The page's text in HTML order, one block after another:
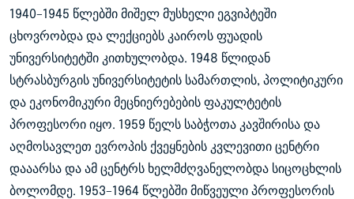
1940–1945 წლებში მიშელ მუსხელი ეგვიპტეში
ცხოვრობდა და ლექციებს კაიროს ფუადის
უნივერსიტეტში კითხულობდა. 1948 წლიდან
სტრასბურგის უნივერსიტეტის სამართლის, პოლიტიკური
და ეკონომიკური მეცნიერებების ფაკულტეტის
პროფესორი იყო. 1959 წელს საბჭოთა კავშირისა და
აღმოსავლეთ ევროპის ქვეყნების კვლევითი ცენტრი
დააარსა და ამ ცენტრს ხელმძღვანელობდა სიცოცხლის
ბოლომდე. 1953–1964 წლებში მიწვეული პროფესორის